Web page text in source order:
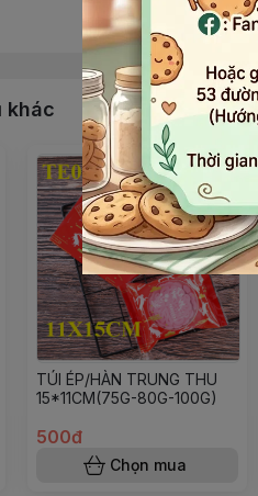
~300g bột
~500g bột
~700g bột
~1-1.2kg bột
khác
TÚI ÉP/HÀN TRUNG THU
15*11CM(75G-80G-100G)
500đ
Chọn mua